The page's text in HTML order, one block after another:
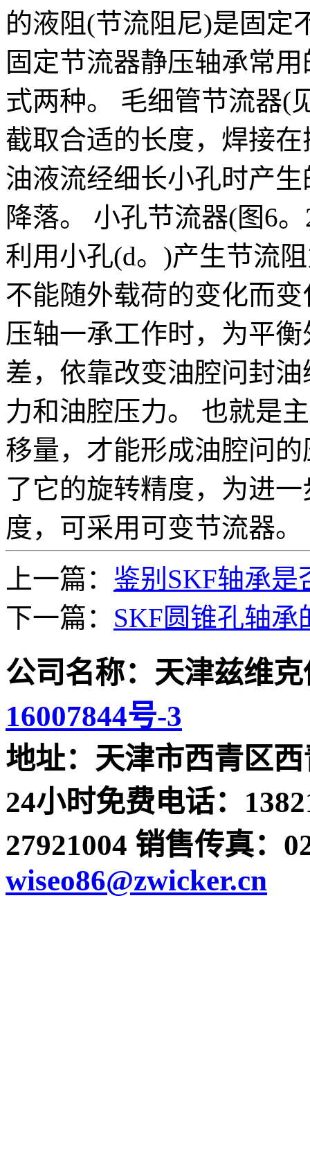
的液阻(节流阻尼)是固定
固定节流器静压轴承常
式两种。 毛细管节流器(
截取合适的长度，焊接
油液流经细长小孔时产
降落。 小孔节流器(图6
利用小孔(d。)产生节流
不能随外载荷的变化而
压轴一承工作时，为平
差，依靠改变油腔问封
力和油腔压力。 也就是
移量，才能形成油腔问
了它的旋转精度，为进
度，可采用可变节流器。
上一篇： 鉴别SKF轴承是
下一篇： SKF圆锥孔轴承
公司名称：天津兹维
16007844号-3
地址：天津市西青区西
24小时免费电话：
27921004 销售传真：
wiseo86@zwicker.cn